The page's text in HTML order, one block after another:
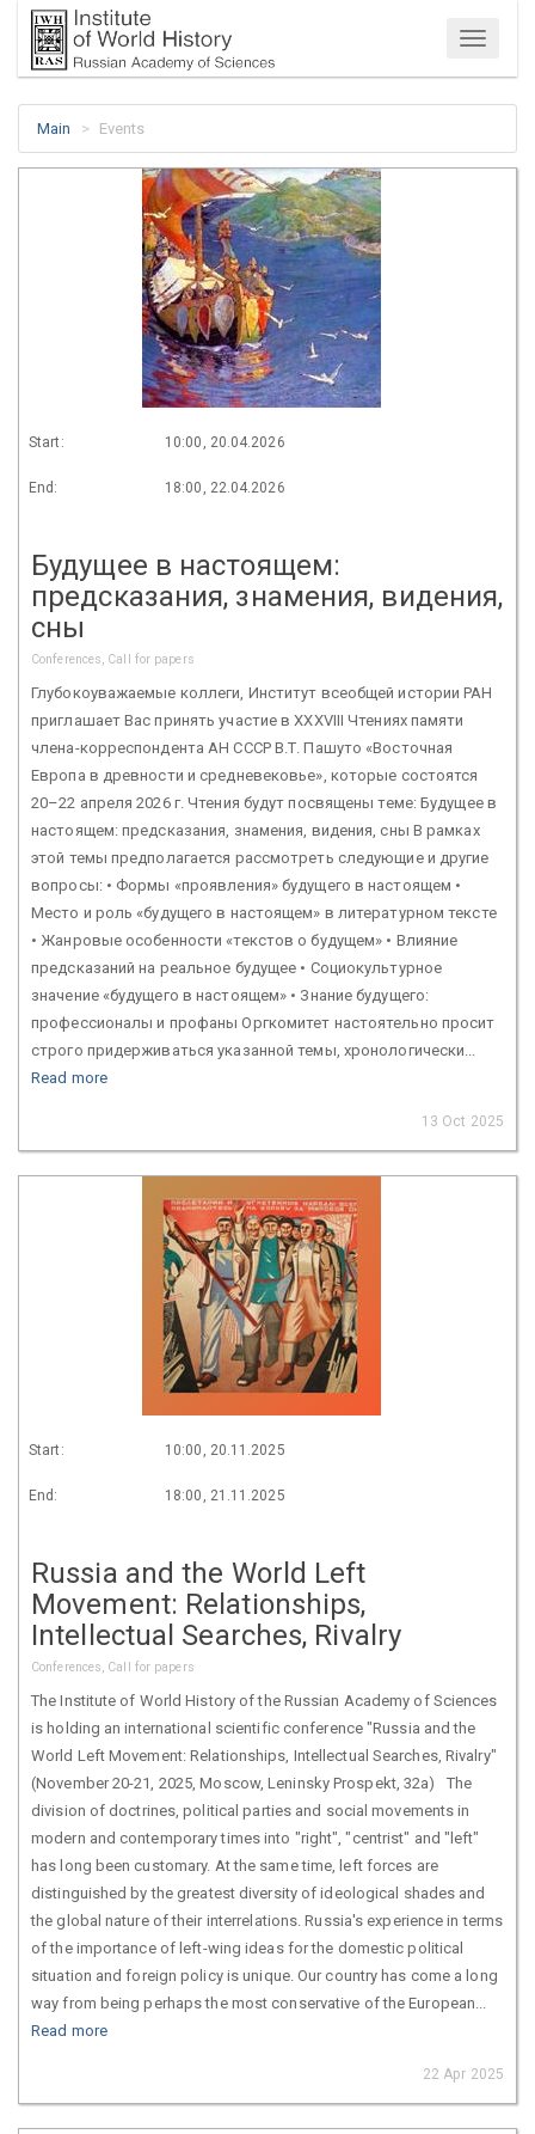
Menu
Main Events
Start: 10:00, 20.04.2026
End: 18:00, 22.04.2026
Будущее в настоящем:
предсказания, знамения, видения,
сны
Conferences, Call for papers
Глубокоуважаемые коллеги, Институт всеобщей истории РАН
приглашает Вас принять участие в XXХVIII Чтениях памяти
члена-корреспондента АН СССР В.Т. Пашуто «Восточная
Европа в древности и средневековье», которые состоятся
20–22 апреля 2026 г. Чтения будут посвящены теме: Будущее в
настоящем: предсказания, знамения, видения, сны В рамках
этой темы предполагается рассмотреть следующие и другие
вопросы: • Формы «проявления» будущего в настоящем •
Место и роль «будущего в настоящем» в литературном тексте
• Жанровые особенности «текстов о будущем» • Влияние
предсказаний на реальное будущее • Социокультурное
значение «будущего в настоящем» • Знание будущего:
профессионалы и профаны Оргкомитет настоятельно просит
строго придерживаться указанной темы, хронологически...
Read more
13 Oct 2025
Start: 10:00, 20.11.2025
End: 18:00, 21.11.2025
Russia and the World Left
Movement: Relationships,
Intellectual Searches, Rivalry
Conferences, Call for papers
The Institute of World History of the Russian Academy of Sciences
is holding an international scientific conference "Russia and the
World Left Movement: Relationships, Intellectual Searches, Rivalry"
(November 20-21, 2025, Moscow, Leninsky Prospekt, 32a) The
division of doctrines, political parties and social movements in
modern and contemporary times into "right", "centrist" and "left"
has long been customary. At the same time, left forces are
distinguished by the greatest diversity of ideological shades and
the global nature of their interrelations. Russia's experience in terms
of the importance of left-wing ideas for the domestic political
situation and foreign policy is unique. Our country has come a long
way from being perhaps the most conservative of the European...
Read more
22 Apr 2025